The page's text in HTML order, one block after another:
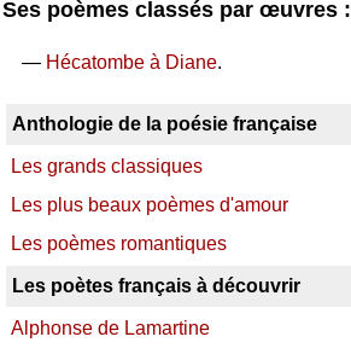
Ses poèmes classés par œuvres :
— Hécatombe à Diane.
Anthologie de la poésie française
Les grands classiques
Les plus beaux poèmes d'amour
Les poèmes romantiques
Les poètes français à découvrir
Alphonse de Lamartine